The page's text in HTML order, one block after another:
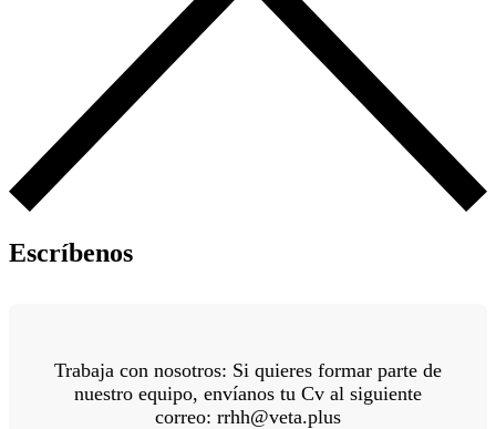
Escríbenos
Trabaja con nosotros: Si quieres formar parte de
nuestro equipo, envíanos tu Cv al siguiente
correo: rrhh@veta.plus